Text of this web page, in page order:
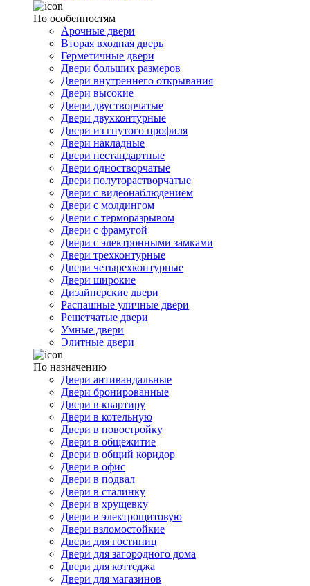
По особенностям
Арочные двери
Вторая входная дверь
Герметичные двери
Двери больших размеров
Двери внутреннего открывания
Двери высокие
Двери двустворчатые
Двери двухконтурные
Двери из гнутого профиля
Двери накладные
Двери нестандартные
Двери одностворчатые
Двери полуторастворчатые
Двери с видеонаблюдением
Двери с молдингом
Двери с терморазрывом
Двери с фрамугой
Двери с электронными замками
Двери трехконтурные
Двери четырехконтурные
Двери широкие
Дизайнерские двери
Распашные уличные двери
Решетчатые двери
Умные двери
Элитные двери
По назначению
Двери антивандальные
Двери бронированные
Двери в квартиру
Двери в котельную
Двери в новостройку
Двери в общежитие
Двери в общий коридор
Двери в офис
Двери в подвал
Двери в сталинку
Двери в хрущевку
Двери в электрощитовую
Двери взломостойкие
Двери для гостиниц
Двери для загородного дома
Двери для коттеджа
Двери для магазинов